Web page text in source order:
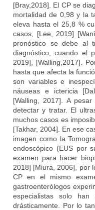
[Bray,2018]. El CP se
mortalidad de 0,98 y la
eleva hasta el 25,8 %
casos, [Lee, 2019]
pronóstico se debe al
diagnóstico, cuando el
2019], [Walling,2017].
hasta que afecta la
son variables e
náuseas e ictericia
[Walling, 2017]. A
detectar y tratar. El
muchos casos es
[Takhar, 2004]. En ese
imagen como la
endoscópico (EUS por
examen para hacer
2018] [Miura, 2006], por
CP en el mismo
gastroenterólogos
especialistas solo han
drásticamente. Por lo